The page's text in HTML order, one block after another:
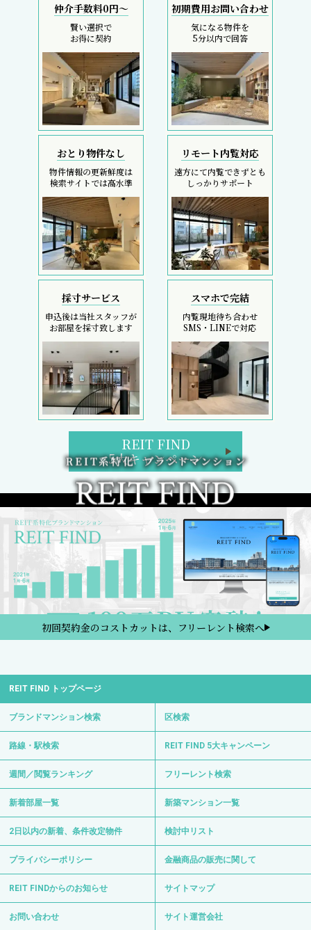
仲介手数料0円～
賢い選択で
お得に契約
初期費用お問い合わせ
気になる物件を
5分以内で回答
おとり物件なし
物件情報の更新鮮度は
検索サイトでは高水準
リモート内覧対応
遠方にて内覧できずとも
しっかりサポート
採寸サービス
申込後は当社スタッフが
お部屋を採寸致します
スマホで完結
内覧現地待ち合わせ
SMS・LINEで対応
REIT FIND
5大キャンペーン
初回契約金のコストカットは、フリーレント検索へ
REIT FIND トップページ
ブランドマンション検索 区検索
路線・駅検索 REIT FIND 5大キャンペーン
週間／閲覧ランキング フリーレント検索
新着部屋一覧 新築マンション一覧
2日以内の新着、条件改定物件 検討中リスト
プライバシーポリシー 金融商品の販売に関して
REIT FINDからのお知らせ サイトマップ
お問い合わせ サイト運営会社